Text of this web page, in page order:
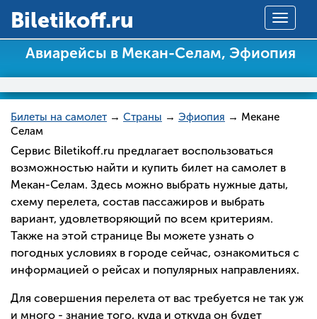
Toggle
Вiletikoff.ru
Авиарейсы в Мекан-Селам, Эфиопия
Билеты на самолет → Страны → Эфиопия → Мекане
Селам
Сервис Biletikoff.ru предлагает воспользоваться
возможностью найти и купить билет на самолет в
Мекан-Селам. Здесь можно выбрать нужные даты,
схему перелета, состав пассажиров и выбрать
вариант, удовлетворяющий по всем критериям.
Также на этой странице Вы можете узнать о
погодных условиях в городе сейчас, ознакомиться с
информацией о рейсах и популярных направлениях.
Для совершения перелета от вас требуется не так уж
и много - знание того, куда и откуда он будет